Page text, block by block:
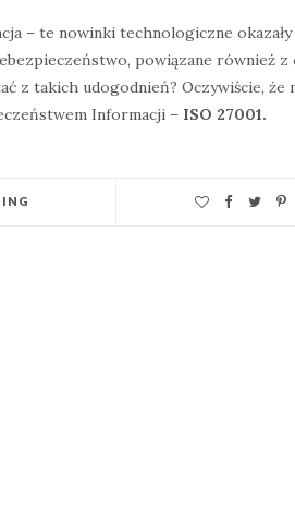
– te nowinki technologiczne okazały
powiązane również z
z takich udogodnień? Oczywiście, że
Informacji – ISO 27001.